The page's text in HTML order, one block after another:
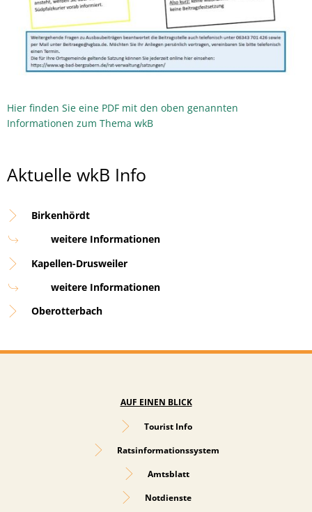
Hier finden Sie eine PDF mit den oben genannten
Informationen zum Thema wkB
Aktuelle wkB Info
Birkenhördt
weitere Informationen
Kapellen-Drusweiler
weitere Informationen
Oberotterbach
AUF EINEN BLICK
Tourist Info
Ratsinformationssystem
Amtsblatt
Notdienste